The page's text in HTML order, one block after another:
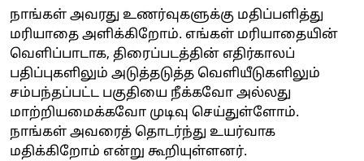
நாங்கள் அவரது உணர்வுகளுக்கு மதிப்பளித்து
மரியாதை அளிக்கிறோம். எங்கள் மரியாதையின்
வெளிப்பாடாக, திரைப்படத்தின் எதிர்காலப்
பதிப்புகளிலும் அடுத்தடுத்த வெளியீடுகளிலும்
சம்பந்தப்பட்ட பகுதியை நீக்கவோ அல்லது
மாற்றியமைக்கவோ முடிவு செய்துள்ளோம்.
நாங்கள் அவரைத் தொடர்ந்து உயர்வாக
மதிக்கிறோம் என்று கூறியுள்ளனர்.